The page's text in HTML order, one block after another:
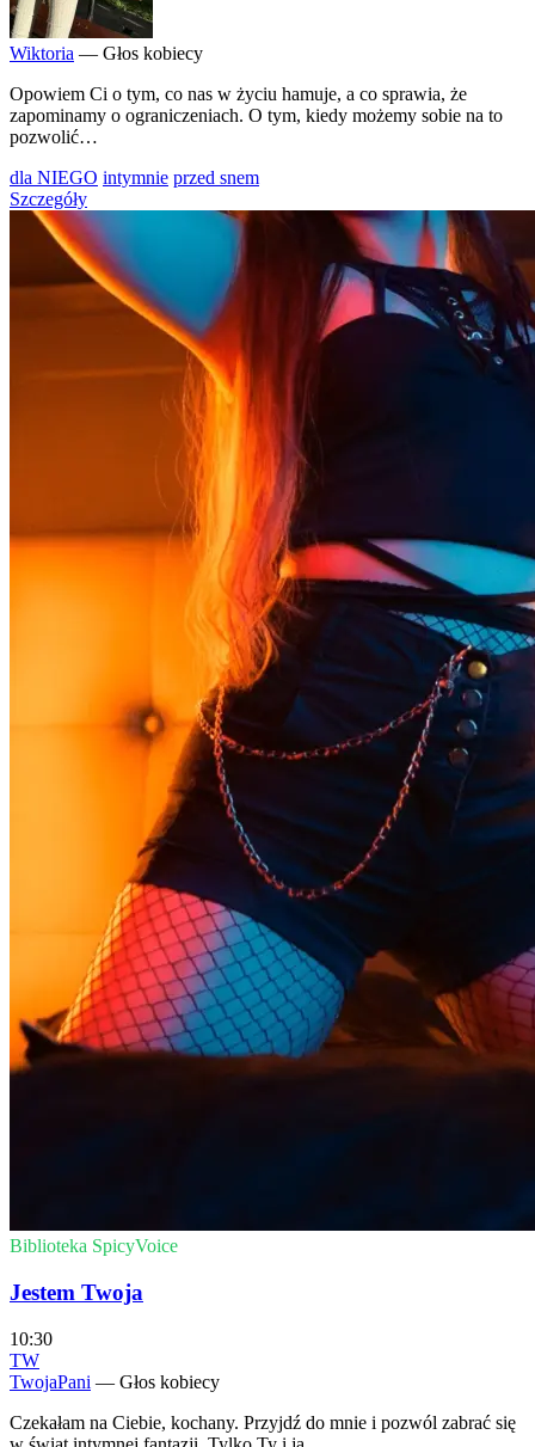
Wiktoria — Głos kobiecy
Opowiem Ci o tym, co nas w życiu hamuje, a co sprawia, że
zapominamy o ograniczeniach. O tym, kiedy możemy sobie na to
pozwolić…
dla NIEGO intymnie przed snem
Szczegóły
Biblioteka SpicyVoice
Jestem Twoja
10:30
TW
TwojaPani — Głos kobiecy
Czekałam na Ciebie, kochany. Przyjdź do mnie i pozwól zabrać się